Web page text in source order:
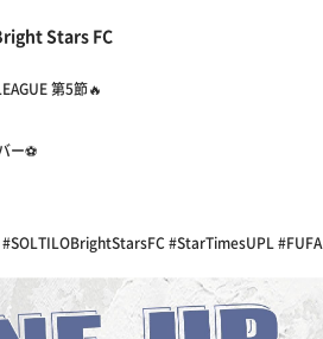
Stars FC
第5節🔥
ー⚽️
#SOLTILOBrightStarsFC #StarTimesUPL